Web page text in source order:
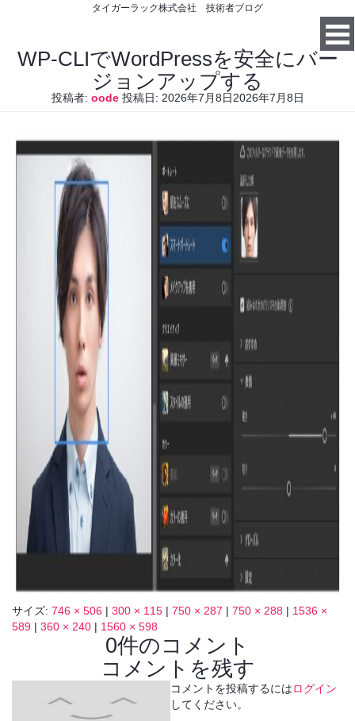
タイガーラック株式会社 技術者ブログ
WP-CLIでWordPressを安全にバー
ジョンアップする
投稿者: oode投稿日: 2026年7月8日2026年7月8日
サイズ: 746 × 506 | 300 × 115 | 750 × 287 | 750 × 288 | 1536 ×
589 | 360 × 240 | 1560 × 598
0件のコメント
コメントを残す
コメントを投稿するにはログイン
してください。